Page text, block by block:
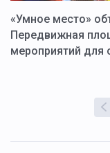
«Умное место»
Передвижная
мероприятий для